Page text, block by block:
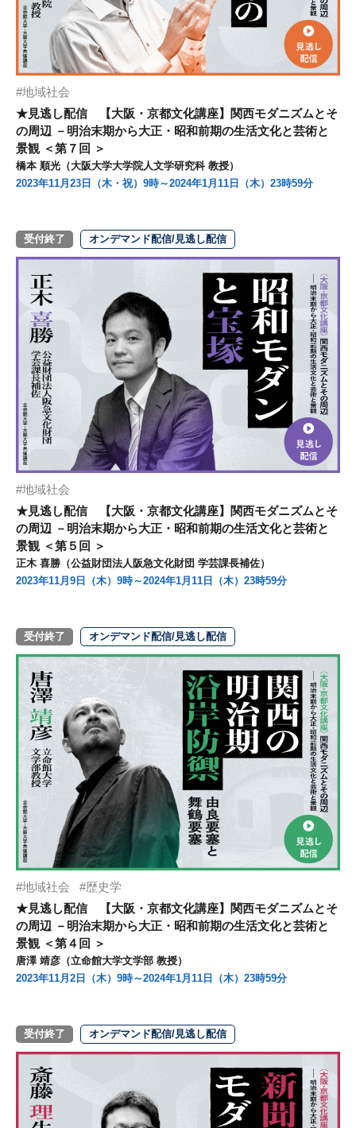
地域社会
★見逃し配信 【大阪・京都文化講座】関西モダニズムとそ
の周辺 －明治末期から大正・昭和前期の生活文化と芸術と
景観 ＜第７回 ＞
橋本 順光（大阪大学大学院人文学研究科 教授）
2023年11月23日（木・祝）9時～2024年1月11日（木）23時59分
受付終了 オンデマンド配信/見逃し配信
地域社会
★見逃し配信 【大阪・京都文化講座】関西モダニズムとそ
の周辺 －明治末期から大正・昭和前期の生活文化と芸術と
景観 ＜第５回 ＞
正木 喜勝（公益財団法人阪急文化財団 学芸課長補佐）
2023年11月9日（木）9時～2024年1月11日（木）23時59分
受付終了 オンデマンド配信/見逃し配信
地域社会
歴史学
★見逃し配信 【大阪・京都文化講座】関西モダニズムとそ
の周辺 －明治末期から大正・昭和前期の生活文化と芸術と
景観 ＜第４回 ＞
唐澤 靖彦（立命館大学文学部 教授）
2023年11月2日（木）9時～2024年1月11日（木）23時59分
受付終了 オンデマンド配信/見逃し配信